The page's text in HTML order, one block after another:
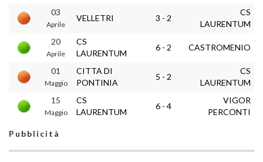
03
Aprile
VELLETRI 3 - 2
CS
LAURENTUM
20
Aprile
CS
LAURENTUM
6 - 2 CASTROMENIO
01
Maggio
CITTA DI
PONTINIA
5 - 2
CS
LAURENTUM
15
Maggio
CS
LAURENTUM
6 - 4
VIGOR
PERCONTI
Pubblicità